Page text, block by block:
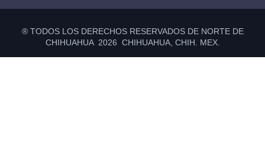
® TODOS LOS DERECHOS RESERVADOS DE NORTE DE
CHIHUAHUA 2026 CHIHUAHUA, CHIH. MEX.